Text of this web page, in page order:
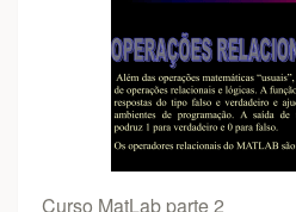
Curso MatLab parte 2